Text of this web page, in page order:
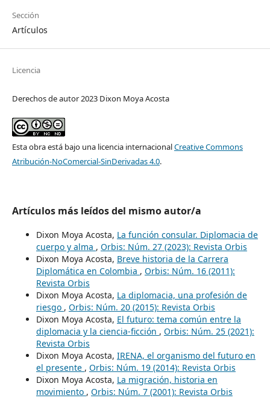
Sección
Artículos
Licencia
Derechos de autor 2023 Dixon Moya Acosta
Esta obra está bajo una licencia internacionalCreative Commons
Atribución-NoComercial-SinDerivadas 4.0.
Artículos más leídos del mismo autor/a
Dixon Moya Acosta, La función consular. Diplomacia de
cuerpo y alma , Orbis: Núm. 27 (2023): Revista Orbis
Dixon Moya Acosta, Breve historia de la Carrera
Diplomática en Colombia , Orbis: Núm. 16 (2011):
Revista Orbis
Dixon Moya Acosta, La diplomacia, una profesión de
riesgo , Orbis: Núm. 20 (2015): Revista Orbis
Dixon Moya Acosta, El futuro: tema común entre la
diplomacia y la ciencia-ficción , Orbis: Núm. 25 (2021):
Revista Orbis
Dixon Moya Acosta, IRENA, el organismo del futuro en
el presente , Orbis: Núm. 19 (2014): Revista Orbis
Dixon Moya Acosta, La migración, historia en
movimiento , Orbis: Núm. 7 (2001): Revista Orbis